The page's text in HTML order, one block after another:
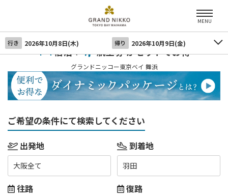
MENU
行き 2026年10月8日(木) 帰り 2026年10月9日(金)
宿泊＋ 航空券 がセットでお得
グランドニッコー東京ベイ 舞浜
ご希望の条件にて検索してください
出発地
大阪全て
到着地
羽田
往路 復路